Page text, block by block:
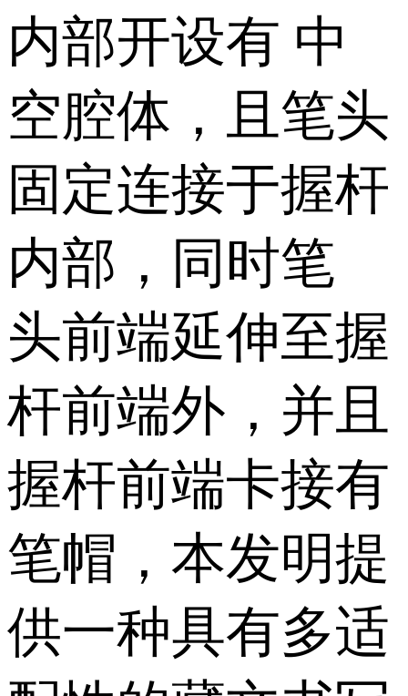
内部开设有 中
空腔体，且笔头
固定连接于握杆
内部，同时笔
头前端延伸至握
杆前端外，并且
握杆前端卡接有
笔帽，本发明提
供一种具有多适